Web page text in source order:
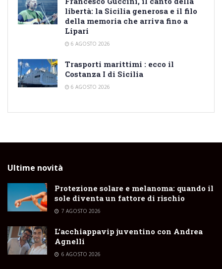
libertà: la Sicilia generosa e il filo
della memoria che arriva fino a
Lipari
6 AGOSTO 2026
Trasporti marittimi : ecco il
Costanza I di Sicilia
6 AGOSTO 2026
Ultime novità
Protezione solare e melanoma: quando il
sole diventa un fattore di rischio
7 AGOSTO 2026
L’acchiappavip juventino con Andrea
Agnelli
6 AGOSTO 2026